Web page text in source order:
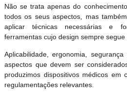
Não se trata apenas do
todos os seus aspectos, mas
aplicar técnicas necessárias e
ferramentas cujo design sempre segue
Aplicabilidade, ergonomia,
aspectos que devem ser
produzimos dispositivos médicos em
regulamentações relevantes.